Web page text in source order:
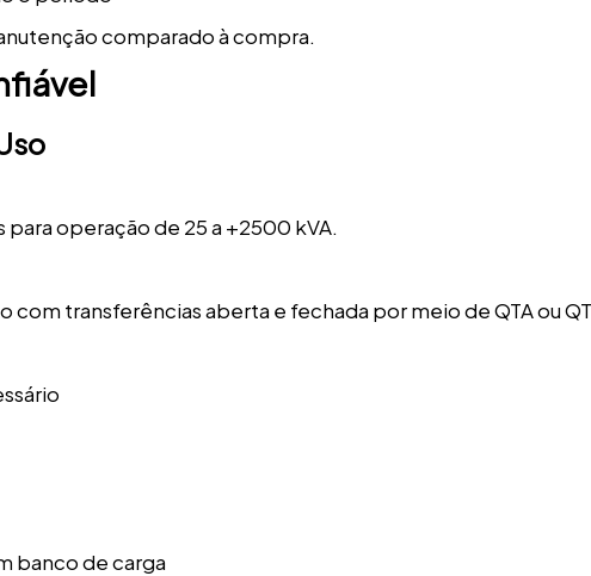
comparado à compra.
operação de 25 a +2500 kVA.
transferências aberta e fechada por meio de QTA ou
banco de carga